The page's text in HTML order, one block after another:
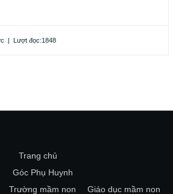
| Lượt đọc:1848
Trang chủ
Góc Phụ Huynh
Trường mầm non Giáo dục mầm non